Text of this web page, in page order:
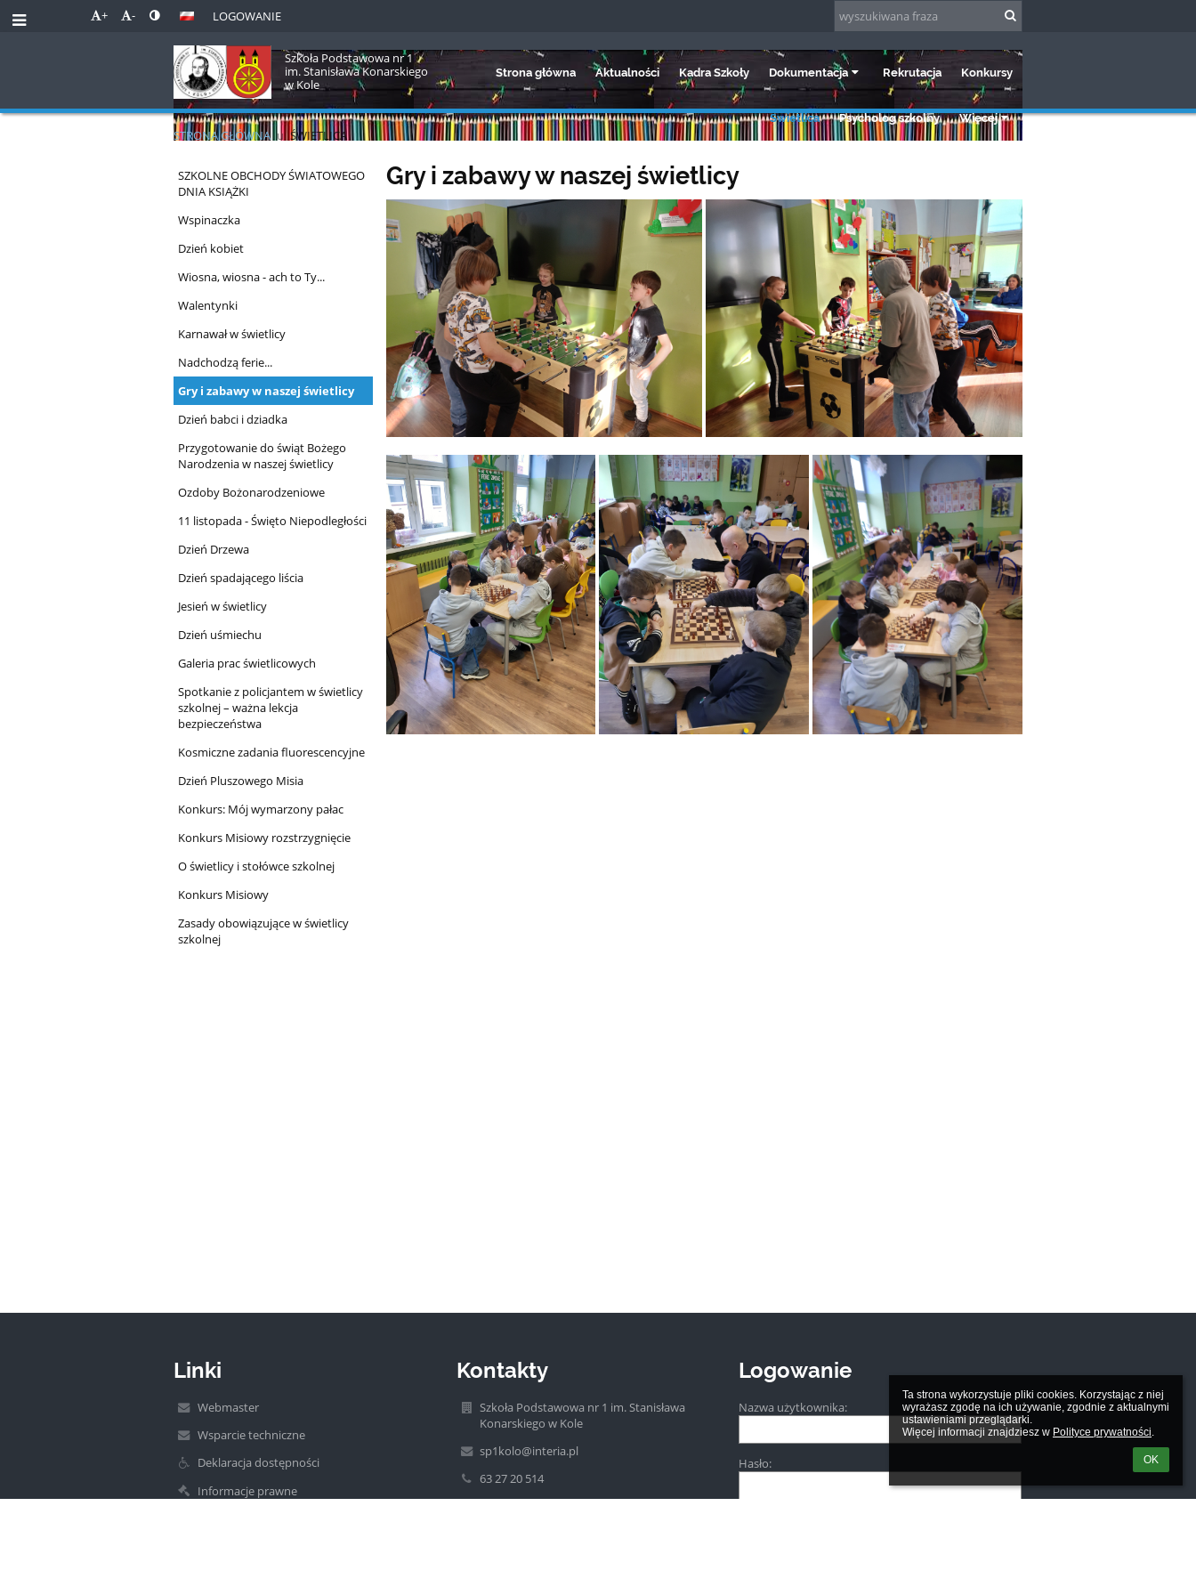
Ta strona wykorzystuje pliki cookies. Korzystając z niej
wyrażasz zgodę na ich używanie, zgodnie z aktualnymi
ustawieniami przeglądarki.
Więcej informacji znajdziesz w Polityce prywatności.
OK
+ - LOGOWANIE
Szkoła Podstawowa nr 1
im. Stanisława Konarskiego
w Kole
Strona główna Aktualności Kadra Szkoły Dokumentacja Rekrutacja Konkursy
Świetlica Psycholog szkolny Więcej
STRONA GŁÓWNA u ŚWIETLICA
Świetlica
SZKOLNE OBCHODY ŚWIATOWEGO
DNIA KSIĄŻKI
Wspinaczka
Dzień kobiet
Wiosna, wiosna - ach to Ty...
Walentynki
Karnawał w świetlicy
Nadchodzą ferie...
Gry i zabawy w naszej świetlicy
Dzień babci i dziadka
Przygotowanie do świąt Bożego
Narodzenia w naszej świetlicy
Ozdoby Bożonarodzeniowe
11 listopada - Święto Niepodległości
Dzień Drzewa
Dzień spadającego liścia
Jesień w świetlicy
Dzień uśmiechu
Galeria prac świetlicowych
Spotkanie z policjantem w świetlicy
szkolnej – ważna lekcja
bezpieczeństwa
Kosmiczne zadania fluorescencyjne
Dzień Pluszowego Misia
Konkurs: Mój wymarzony pałac
Konkurs Misiowy rozstrzygnięcie
O świetlicy i stołówce szkolnej
Konkurs Misiowy
Zasady obowiązujące w świetlicy
szkolnej
Gry i zabawy w naszej świetlicy
Linki
Webmaster
Wsparcie techniczne
Deklaracja dostępności
Informacje prawne
Kontakty
Szkoła Podstawowa nr 1 im. Stanisława
Konarskiego w Kole
sp1kolo@interia.pl
63 27 20 514
Logowanie
Nazwa użytkownika:
Hasło: